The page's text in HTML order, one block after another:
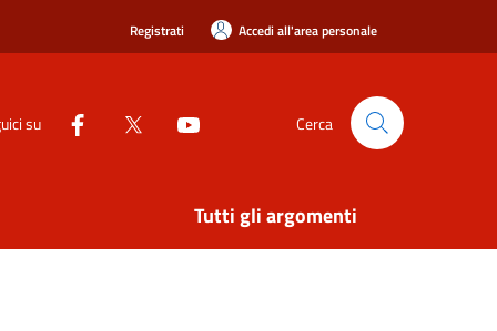
Registrati Accedi all'area personale
su Cerca
Tutti gli argomenti